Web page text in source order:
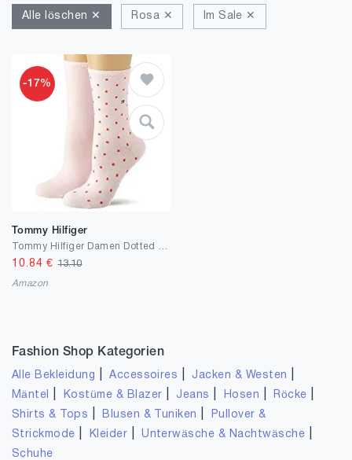
Alle löschen ✕ Rosa ✕ Im Sale ✕
-17%
Tommy Hilfiger
10.84 €13.10
Amazon
Fashion Shop Kategorien
Alle Bekleidung |Accessoires Jacken & Westen
Mäntel Kostüme & Blazer Jeans Hosen Röcke
Shirts & Tops Blusen & Tuniken
Pullover &
Strickmode
Kleider |Unterwäsche & Nachtwäsche
Schuhe